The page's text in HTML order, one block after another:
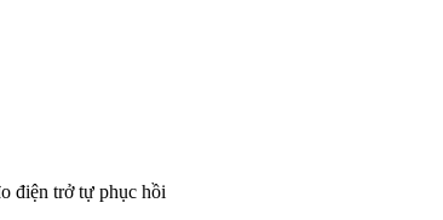
điện trở tự phục hồi